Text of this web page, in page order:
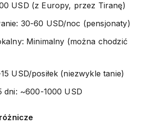
USD (z Europy, przez Tiranę)
30-60 USD/noc (pensjonaty)
Minimalny (można chodzić
USD/posiłek (niezwykle tanie)
dni: ~600-1000 USD